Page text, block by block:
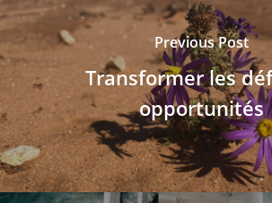
Previous Post
Transformer les
opportunités